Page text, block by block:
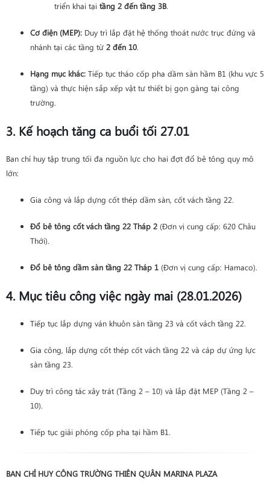
triển khai tại tầng 2 đến tầng 3B.
Cơ điện (MEP): Duy trì lắp đặt hệ thống thoát nước trục đứng và
nhánh tại các tầng từ 2 đến 10.
Hạng mục khác: Tiếp tục tháo cốp pha dầm sàn hầm B1 (khu vực 5
tầng) và thực hiện sắp xếp vật tư thiết bị gọn gàng tại công
trường.
3. Kế hoạch tăng ca buổi tối 27.01
Ban chỉ huy tập trung tối đa nguồn lực cho hai đợt đổ bê tông quy mô
lớn:
Gia công và lắp dựng cốt thép dầm sàn, cốt vách tầng 22.
Đổ bê tông cốt vách tầng 22 Tháp 2 (Đơn vị cung cấp: 620 Châu
Thới).
Đổ bê tông dầm sàn tầng 22 Tháp 1 (Đơn vị cung cấp: Hamaco).
4. Mục tiêu công việc ngày mai (28.01.2026)
Tiếp tục lắp dựng ván khuôn sàn tầng 23 và cốt vách tầng 22.
Gia công, lắp dựng cốt thép cốt vách tầng 22 và cáp dự ứng lực
sàn tầng 23.
Duy trì công tác xây trát (Tầng 2 – 10) và lắp đặt MEP (Tầng 2 –
10).
Tiếp tục giải phóng cốp pha tại hầm B1.
BAN CHỈ HUY CÔNG TRƯỜNG THIÊN QUÂN MARINA PLAZA